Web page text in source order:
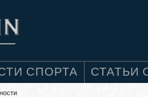
СПОРТА СТАТЬИ